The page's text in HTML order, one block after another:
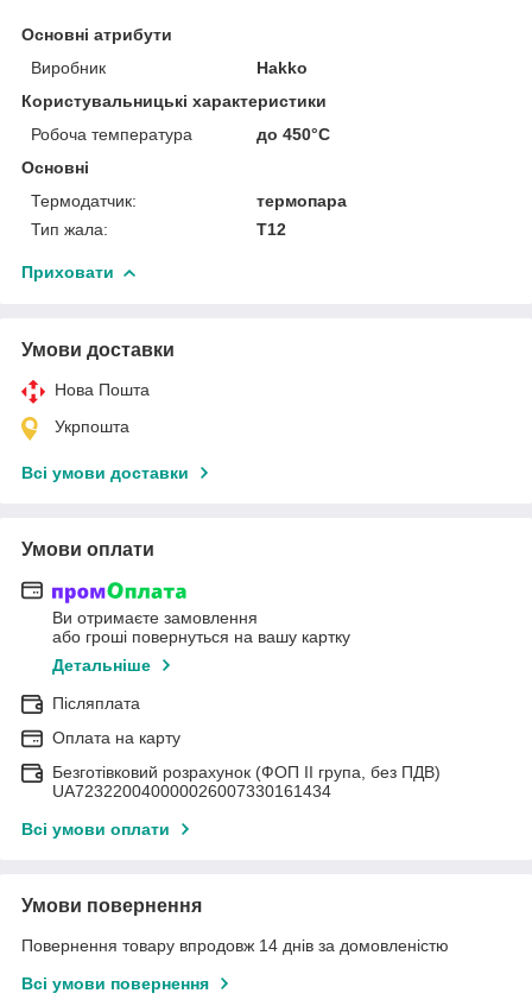
Основні атрибути
Виробник
Hakko
Користувальницькі характеристики
Робоча температура
до 450°C
Основні
Термодатчик:
термопара
Тип жала:
Т12
Приховати
Умови доставки
Нова Пошта
Укрпошта
Всі умови доставки
Умови оплати
Ви отримаєте замовлення
або гроші повернуться на вашу картку
Детальніше
Післяплата
Оплата на карту
Безготівковий розрахунок (ФОП II група, без ПДВ)
UA723220040000026007330161434
Всі умови оплати
Умови повернення
Повернення товару впродовж 14 днів за домовленістю
Всі умови повернення